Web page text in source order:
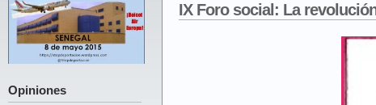
Opiniones
IX Foro social: La